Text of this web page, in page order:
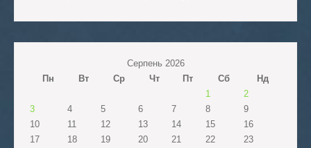
Серпень 2026
Пн
Вт Ср Чт Пт Сб
Нд
1
2
3
4 5 6 7 8
9
10
11 12 13 14 15
16
17
18 19 20 21 22
23